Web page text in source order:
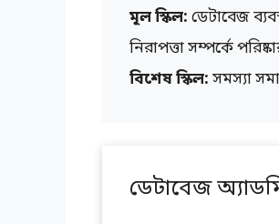
মূল স্কিল: ডেটাবেজ
নিরাপত্তা সম্পর্কে
বিশেষ স্কিল: সমস্যা
ডেটাবেজ